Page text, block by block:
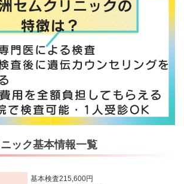
ック基本情報一覧
基本検査215,600円